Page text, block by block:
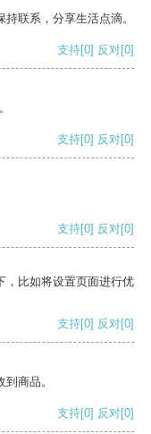
联系，分享生活点滴。
支持[0] 反对[0]
支持[0] 反对[0]
支持[0] 反对[0]
，比如将设置页面进行优
支持[0] 反对[0]
商品。
支持[0] 反对[0]